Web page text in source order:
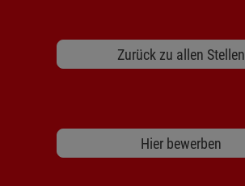
Zurück zu allen Stellen
Hier bewerben